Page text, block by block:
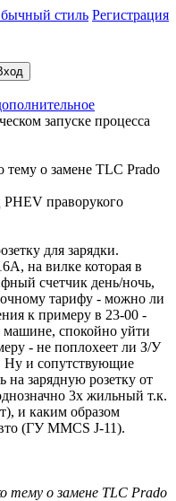
стиль Регистрация
запуске процесса
тему о замене TLC Prado
PHEV праворукого
для зарядки.
на вилке которая в
счетчик день/ночь,
тарифу - можно ли
к примеру в 23-00 -
машине, спокойно уйти
- не поплохеет ли З/У
Ну и сопутствующие
на зарядную розетку от
3х жильный т.к.
и каким образом
(ГУ MMCS J-11).
тему о замене TLC Prado